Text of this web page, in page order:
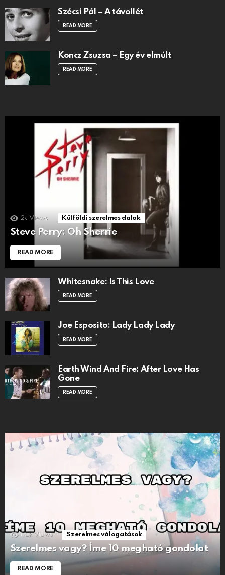
Szécsi Pál – A távollét
READ MORE
Koncz Zsuzsa – Egy év elmúlt
READ MORE
2k Views Külföldi szerelmes dalok
Steve Perry: Oh Sherrie
READ MORE
Whitesnake: Is This Love
READ MORE
Joe Esposito: Lady Lady Lady
READ MORE
Earth Wind And Fire: After Love Has
Gone
READ MORE
1.5k Views Szerelmes válogatások
Szerelmes vagy? Íme 10 megható gondolat
READ MORE